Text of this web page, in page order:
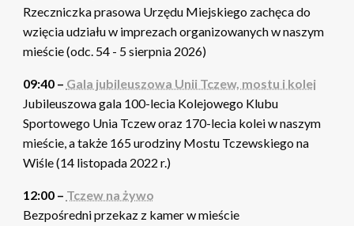
Rzeczniczka prasowa Urzędu Miejskiego zachęca do
wzięcia udziału w imprezach organizowanych w naszym
mieście (odc. 54 - 5 sierpnia 2026)
09:40 – Gala jubileuszowa Unii Tczew, mostu i kolei
Jubileuszowa gala 100-lecia Kolejowego Klubu
Sportowego Unia Tczew oraz 170-lecia kolei w naszym
mieście, a także 165 urodziny Mostu Tczewskiego na
Wiśle (14 listopada 2022 r.)
12:00 – Tczew na żywo
Bezpośredni przekaz z kamer w mieście